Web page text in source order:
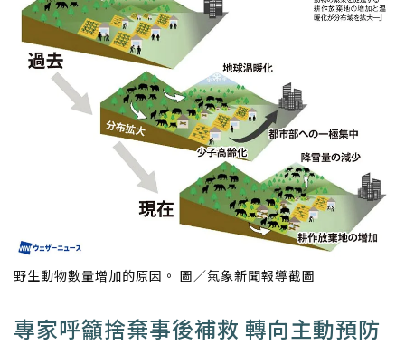
野生動物數量增加的原因。 圖／氣象新聞報導截圖
專家呼籲捨棄事後補救 轉向主動預防